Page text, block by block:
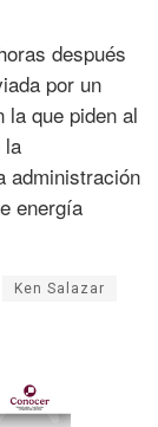
después
por un
la que piden al
la
administración
energía
Ken Salazar